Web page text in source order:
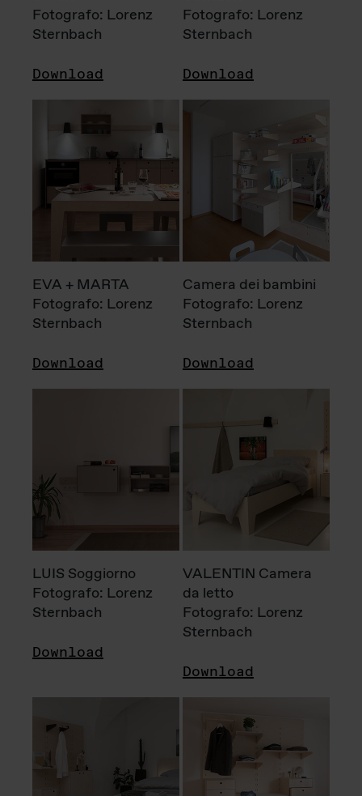
Fotografo: Lorenz
Sternbach
Download
Fotografo: Lorenz
Sternbach
Download
EVA + MARTA
Fotografo: Lorenz
Sternbach
Download
Camera dei bambini
Fotografo: Lorenz
Sternbach
Download
LUIS Soggiorno
Fotografo: Lorenz
Sternbach
Download
VALENTIN Camera
da letto
Fotografo: Lorenz
Sternbach
Download